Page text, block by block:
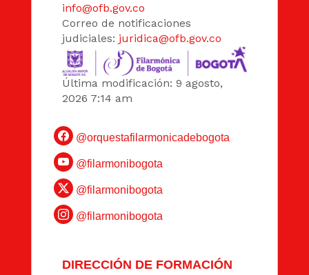
info@ofb.gov.co
Correo de notificaciones
judiciales: juridica@ofb.gov.co
Última modificación: 9 agosto,
2026 7:14 am
@orquestafilarmonicadebogota
@filarmonibogota
@filarmonibogota
@filarmonibogota
DIRECCIÓN DE FORMACIÓN